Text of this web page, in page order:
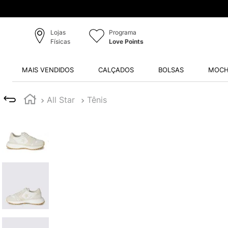
Lojas
Físicas
Programa
Love Points
MAIS VENDIDOS CALÇADOS BOLSAS
All Star Tênis